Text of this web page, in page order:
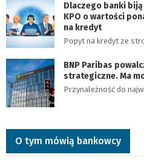
Dlaczego banki
KPO o wartości
na kredyt
Popyt na kredyt ze
BNP Paribas
strategiczne. Ma
Przynależność do
O tym mówią bankowcy